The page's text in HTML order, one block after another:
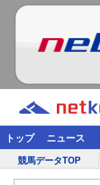
トップ ニュース
競馬データTOP